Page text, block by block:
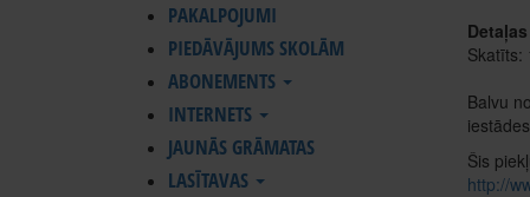
PAKALPOJUMI
PIEDĀVĀJUMS SKOLĀM
ABONEMENTS
INTERNETS
JAUNĀS GRĀMATAS
LASĪTAVAS
Detaļas
Skatīts:
Balvu
Šis
http://